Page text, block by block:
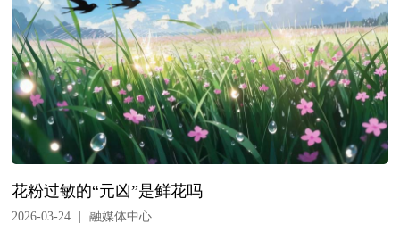
花粉过敏的“元凶”是鲜花吗
2026-03-24 |
融媒体中心